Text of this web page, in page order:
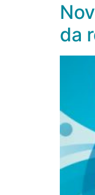
da